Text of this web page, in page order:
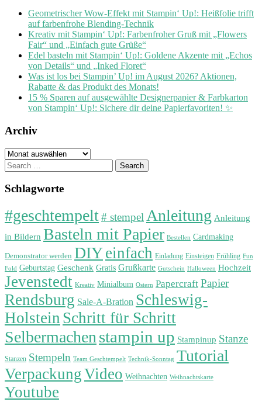
Geometrischer Wow-Effekt mit Stampin‘ Up!: Heißfolie trifft
auf farbenfrohe Blending-Technik
Kreativ mit Stampin‘ Up!: Farbenfroher Gruß mit „Flowers
Fair“ und „Einfach gute Grüße“
Edel basteln mit Stampin‘ Up!: Goldene Akzente mit „Echos
von Details“ und „Inked Floret“
Was ist los bei Stampin’ Up! im August 2026? Aktionen,
Rabatte & das Produkt des Monats!
15 % Sparen auf ausgewählte Designerpapier & Farbkarton
von Stampin‘ Up!: Sichere dir deine Papierfavoriten! ✨
Archiv
Archiv
Search
for:
Schlagworte
#geschtempelt# stempel Anleitung Anleitung
in Bildern Basteln mit Papier Bestellen Cardmaking
Demonstrator werden DIYeinfach Einladung Einsteigen Frühling Fun
Fold Geburtstag Geschenk Gratis Grußkarte Gutschein Halloween Hochzeit
Jevenstedt Kreativ Minialbum Ostern Papercraft Papier
Rendsburg Sale-A-Bration Schleswig-
Holstein Schritt für Schritt
Selbermachen stampin up Stampinup Stanze
Stanzen Stempeln Team Geschtempelt Technik-Sonntag Tutorial
VerpackungVideo Weihnachten Weihnachtskarte
Youtube